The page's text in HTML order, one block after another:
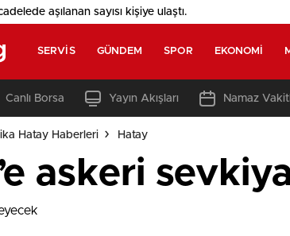
aşılanan sayısı kişiye ulaştı.
SERVIS GÜNDEM SPOR EKONOMI
Canlı Borsa Yayın Akışları Namaz
Hatay Haberleri Hatay
askeri